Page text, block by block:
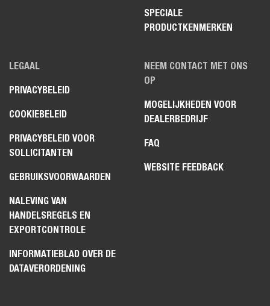
SPECIALE
PRODUCTKENMERKEN
LEGAAL
PRIVACYBELEID
COOKIEBELEID
PRIVACYBELEID VOOR
SOLLICITANTEN
GEBRUIKSVOORWAARDEN
NALEVING VAN
HANDELSREGELS EN
EXPORTCONTROLE
INFORMATIEBLAD OVER DE
DATAVERORDENING
NEEM CONTACT MET ONS
OP
MOGELIJKHEDEN VOOR
DEALERBEDRIJF
FAQ
WEBSITE FEEDBACK